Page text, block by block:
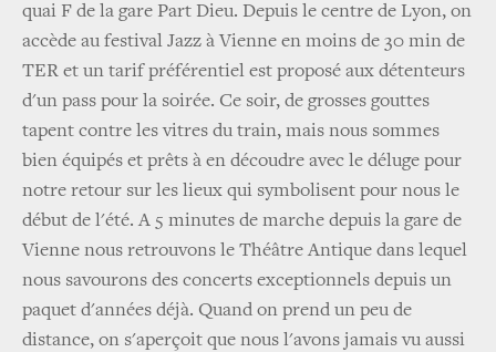
quai F de la gare Part Dieu. Depuis le centre de Lyon, on
accède au festival Jazz à Vienne en moins de 30 min de
TER et un tarif préférentiel est proposé aux détenteurs
d'un pass pour la soirée. Ce soir, de grosses gouttes
tapent contre les vitres du train, mais nous sommes
bien équipés et prêts à en découdre avec le déluge pour
notre retour sur les lieux qui symbolisent pour nous le
début de l'été. A 5 minutes de marche depuis la gare de
Vienne nous retrouvons le Théâtre Antique dans lequel
nous savourons des concerts exceptionnels depuis un
paquet d'années déjà. Quand on prend un peu de
distance, on s'aperçoit que nous l'avons jamais vu aussi